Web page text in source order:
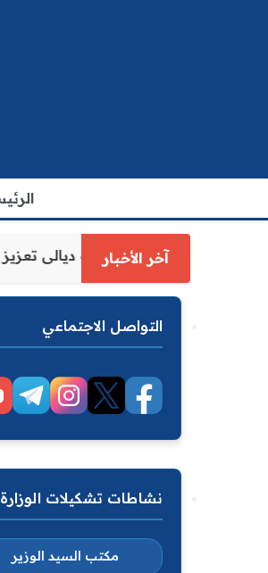
آخر الأخبار
العدل الاقدم يبحث مع رئيس مجلس
التواصل الاجتماعي
نشاطات تشكيلات الوزارة
مكتب السيد الوزير